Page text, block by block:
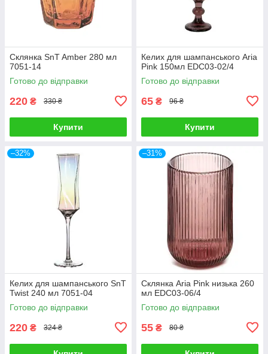
Склянка SnT Amber 280 мл
7051-14
Готово до відправки
220 ₴ 330 ₴
Купити
Келих для шампанського Aria
Pink 150мл EDC03-02/4
Готово до відправки
65 ₴ 96 ₴
Купити
–32%
Келих для шампанського SnT
Twist 240 мл 7051-04
Готово до відправки
220 ₴ 324 ₴
–31%
Склянка Aria Pink низька 260
мл EDC03-06/4
Готово до відправки
55 ₴ 80 ₴